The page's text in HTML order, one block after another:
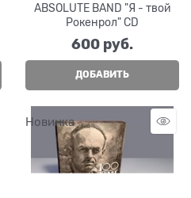
ABSOLUTE BAND "Я - твой
Рокенрол" CD
600 руб.
ДОБАВИТЬ
Новинка